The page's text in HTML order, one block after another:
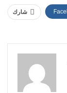
شارك